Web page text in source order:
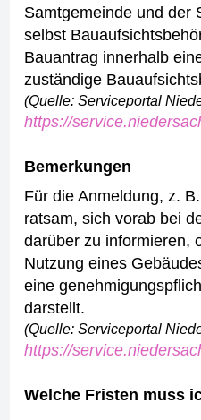
Samtgemeinde und der
selbst
Bauantrag innerhalb
zuständige
(Quelle: Serviceportal
https://
Bemerkungen
Für die Anmeldung, z.
ratsam, sich vorab bei
darüber zu informieren,
Nutzung eines
eine
darstellt.
(Quelle: Serviceportal
https://
Welche Fristen muss